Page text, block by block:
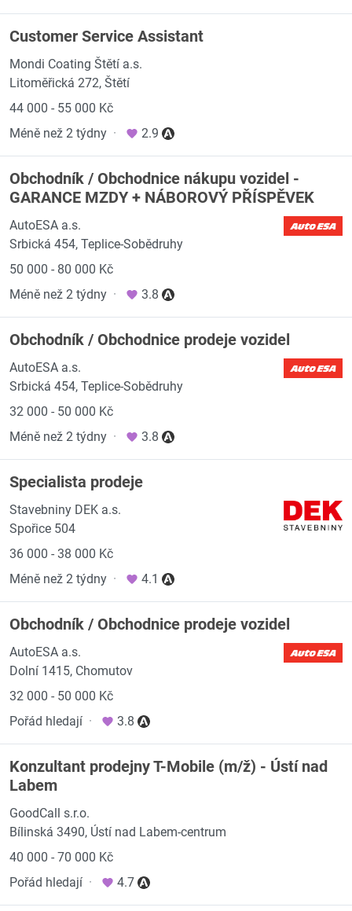
Customer Service Assistant
Mondi Coating Štětí a.s.
Litoměřická 272, Štětí
44 000 - 55 000 Kč
Méně než 2 týdny · 2.9
Obchodník / Obchodnice nákupu vozidel -
GARANCE MZDY + NÁBOROVÝ PŘÍSPĚVEK
AutoESA a.s.
Srbická 454, Teplice-Sobědruhy
50 000 - 80 000 Kč
Méně než 2 týdny · 3.8
Obchodník / Obchodnice prodeje vozidel
AutoESA a.s.
Srbická 454, Teplice-Sobědruhy
32 000 - 50 000 Kč
Méně než 2 týdny · 3.8
Specialista prodeje
Stavebniny DEK a.s.
Spořice 504
36 000 - 38 000 Kč
Méně než 2 týdny · 4.1
Obchodník / Obchodnice prodeje vozidel
AutoESA a.s.
Dolní 1415, Chomutov
32 000 - 50 000 Kč
Pořád hledají · 3.8
Konzultant prodejny T-Mobile (m/ž) - Ústí nad
Labem
GoodCall s.r.o.
Bílinská 3490, Ústí nad Labem-centrum
40 000 - 70 000 Kč
Pořád hledají · 4.7